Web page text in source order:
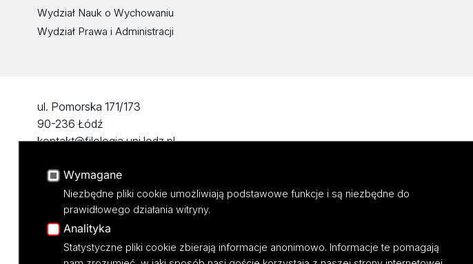
Wydział Nauk o Wychowaniu
Wydział Prawa i Administracji
ul. Pomorska 171/173
90-236 Łódź
kontakt@filologia.uni.lodz.pl
fax: 42/665 52 54
Wymagane
Niezbędne pliki cookie umożliwiają podstawowe funkcje i są niezbędne do
prawidłowego działania witryny.
Analityka
Statystyczne pliki cookie zbierają informacje anonimowo. Informacje te pomagają